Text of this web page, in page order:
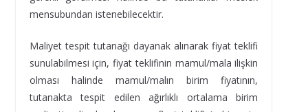
mensubundan istenebilecektir.
Maliyet tespit tutanağı dayanak alınarak fiyat teklifi
sunulabilmesi için, fiyat teklifinin mamul/mala ilişkin
olması halinde mamul/malın birim fiyatının,
tutanakta tespit edilen ağırlıklı ortalama birim